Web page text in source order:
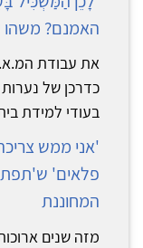
האמנם?
את עבודת
כדרכן של
בעודי למידת
'אני ממש
פלאים'
המחוננת
מזה שנים